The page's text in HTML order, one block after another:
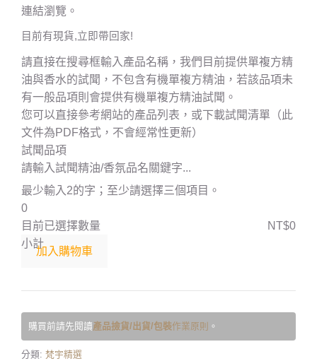
連結瀏覽。
目前有現貨,立即帶回家!
請直接在搜尋框輸入產品名稱，我們目前提供單複方精
油與香水的試聞，不包含有機單複方精油，若該品項未
有一般品項則會提供有機單複方精油試聞。
您可以直接參考網站的產品列表，或下載試聞清單 （此
文件為PDF格式，不會經常性更新）
試聞品項
最少輸入2的字；至少請選擇三個項目。
目前已選擇數量
小計
加入購物車
購買前請先閱讀產品撿貨/出貨/包裝作業原則 。
分類: 梵宇精選